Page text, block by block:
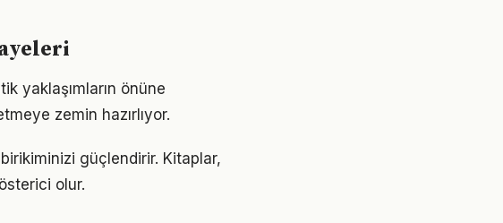
yaklaşımların önüne
zemin hazırlıyor.
güçlendirir. Kitaplar,
olur.